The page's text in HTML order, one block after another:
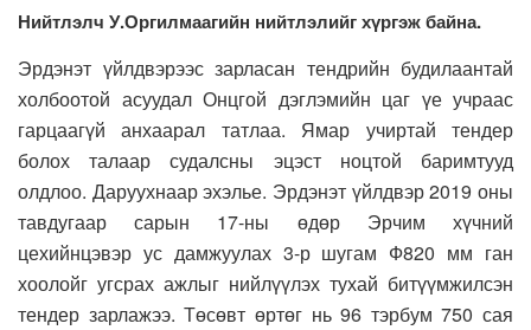
Нийтлэлч У.Оргилмаагийн нийтлэлийг хүргэж байна.
Эрдэнэт үйлдвэрээс зарласан тендрийн будилаантай
холбоотой асуудал Онцгой дэглэмийн цаг үе учраас
гарцаагүй анхаарал татлаа. Ямар учиртай тендер
болох талаар судалсны эцэст ноцтой баримтууд
олдлоо. Даруухнаар эхэлье. Эрдэнэт үйлдвэр 2019 оны
тавдугаар сарын 17-ны өдөр Эрчим хүчний
цехийнцэвэр ус дамжуулах 3-р шугам Ф820 мм ган
хоолойг угсрах ажлыг нийлүүлэх тухай битүүмжилсэн
тендер зарлажээ. Төсөвт өртөг нь 96 тэрбум 750 сая